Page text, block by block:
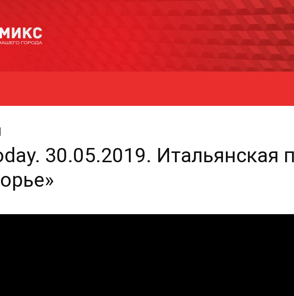
30.05.2019. Итальянская